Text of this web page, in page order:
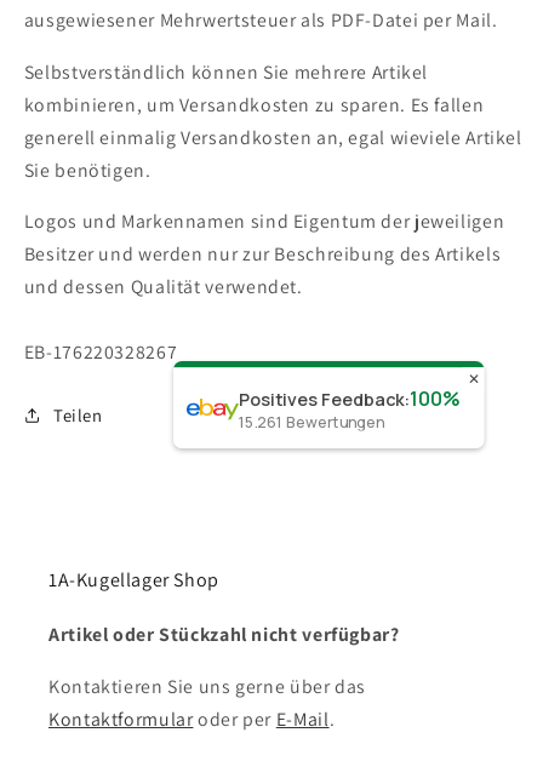
ausgewiesener Mehrwertsteuer als PDF-Datei per Mail.
Selbstverständlich können Sie mehrere Artikel
kombinieren, um Versandkosten zu sparen. Es fallen
generell einmalig Versandkosten an, egal wieviele Artikel
Sie benötigen.
Logos und Markennamen sind Eigentum der jeweiligen
Besitzer und werden nur zur Beschreibung des Artikels
und dessen Qualität verwendet.
SKU:
EB-176220328267
Teilen
✕
Positives Feedback:100%
15.261 Bewertungen
1A-Kugellager Shop
Artikel oder Stückzahl nicht verfügbar?
Kontaktieren Sie uns gerne über das
Kontaktformularoder per E-Mail.